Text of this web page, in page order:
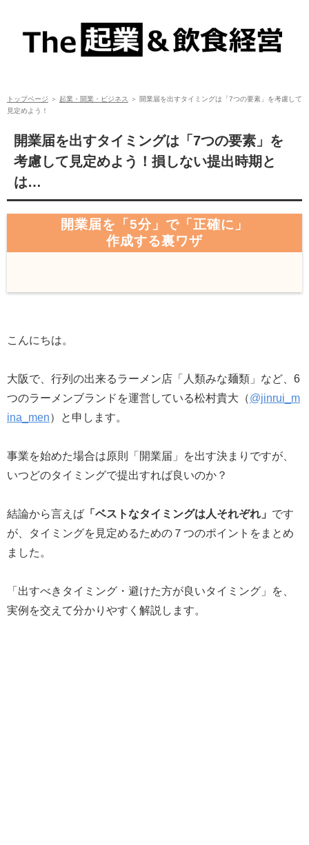
トップページ ＞ 起業・開業・ビジネス ＞ 開業届を出すタイミングは「7つの要素」を考慮して
見定めよう！
開業届を出すタイミングは「7つの要素」を
考慮して見定めよう！損しない提出時期と
は…
開業届を「5分」で「正確に」
作成する裏ワザ
こんにちは。
大阪で、行列の出来るラーメン店「人類みな麺類」など、6
つのラーメンブランドを運営している松村貴大（@jinrui_m
ina_men）と申します。
事業を始めた場合は原則「開業届」を出す決まりですが、
いつどのタイミングで提出すれば良いのか？
結論から言えば 「ベストなタイミングは人それぞれ」 です
が、タイミングを見定めるための７つのポイントをまとめ
ました。
「出すべきタイミング・避けた方が良いタイミング」を、
実例を交えて分かりやすく解説します。